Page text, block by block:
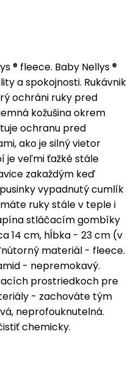
® fleece. Baby Nellys ®
a spokojnosti. Rukávnik
ochráni ruky pred
kožušina okrem
ochranu pred
ako je silný vietor
je veľmi ťažké stále
zakaždým keď
vypadnutý cumlík
ruky stále v teple i
stláčacím gombíky
14 cm, hĺbka - 23 cm (v
materiál - fleece.
- nepremokavý.
prostriedkoch pre
- zachováte tým
neprofouknutelná.
chemicky.